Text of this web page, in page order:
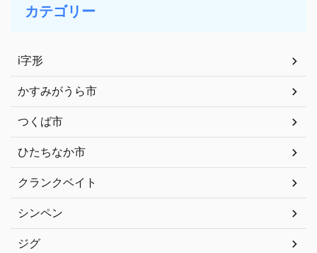
カテゴリー
i字形
かすみがうら市
つくば市
ひたちなか市
クランクベイト
シンペン
ジグ